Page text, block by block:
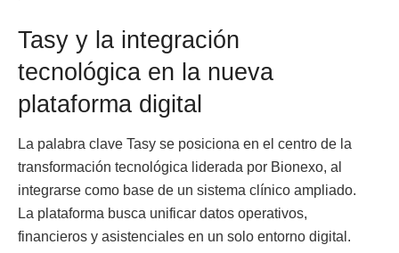
Tasy y la integración
tecnológica en la nueva
plataforma digital
La palabra clave Tasy se posiciona en el centro de la
transformación tecnológica liderada por Bionexo, al
integrarse como base de un sistema clínico ampliado.
La plataforma busca unificar datos operativos,
financieros y asistenciales en un solo entorno digital.